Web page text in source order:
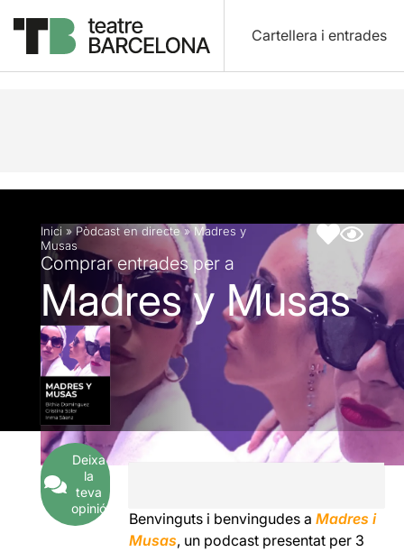
Cartellera i entrades
Descripció Fitxa artística
Inici »Pòdcast en directe»Madres y
Musas
Comprar entrades per a
Madres y Musas
Deixa
la
teva
opinió
Benvinguts i benvingudes a Madres i
Musas, un podcast presentat per 3